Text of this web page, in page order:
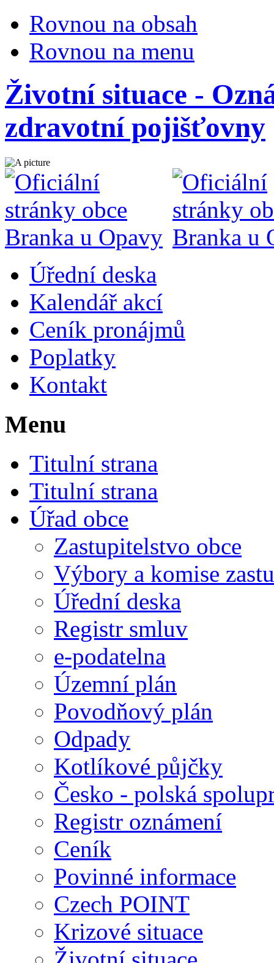
Rovnou na obsah
Rovnou na menu
Životní situace -
zdravotní pojišťovny
Úřední deska
Kalendář akcí
Ceník pronájmů
Poplatky
Kontakt
Menu
Titulní strana
Titulní strana
Úřad obce
Zastupitelstvo obce
Výbory a komise
Úřední deska
Registr smluv
e-podatelna
Územní plán
Povodňový plán
Odpady
Kotlíkové půjčky
Česko - polská
Registr oznámení
Ceník
Povinné informace
Czech POINT
Krizové situace